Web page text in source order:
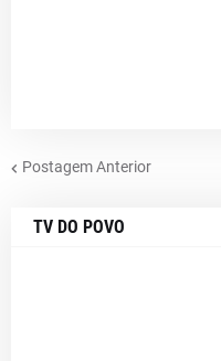
Postagem Anterior
TV DO POVO